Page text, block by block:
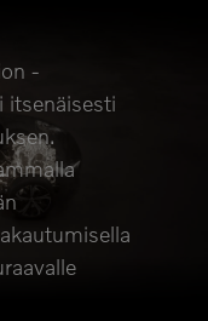
-
itsenäisesti